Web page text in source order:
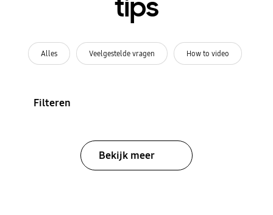
tips
Alles Veelgestelde vragen How to video
Filteren
Bekijk meer